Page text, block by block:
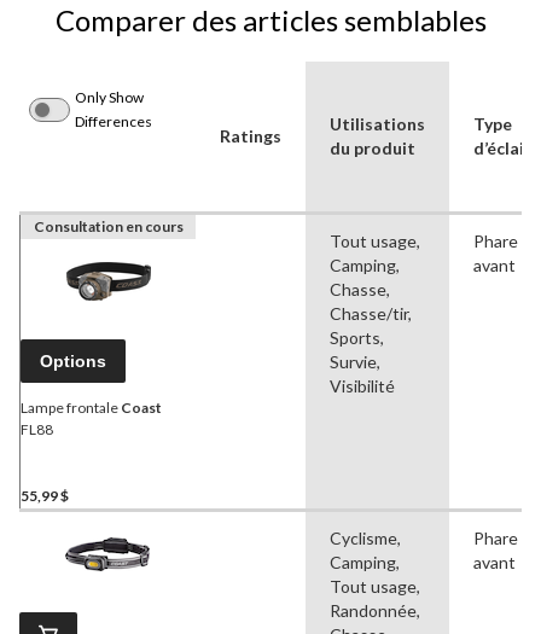
Comparer des articles semblables
Only Show
Differences
Ratings
Utilisations
du produit
Type
Consultation en cours
Options
Lampe frontale Coast
FL88
55,99 $
Tout usage,
Camping,
Chasse,
Chasse/tir,
Sports,
Survie,
Visibilité
Phare
avant
Cyclisme,
Camping,
Tout usage,
Randonnée,
Phare
avant